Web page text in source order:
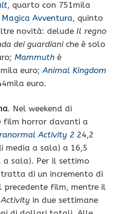
, quarto con 751mila
Avventura, quinto
novità: delude Il regno
dei guardianiche è solo
Mammuth è
euro;Animal Kingdom
euro.
. Nel weekend di
film horror davanti a
Activity 2 24,2
media a sala) a 16,5
a sala). Per il settimo
di un incremento di
film, mentre il
in due settimane